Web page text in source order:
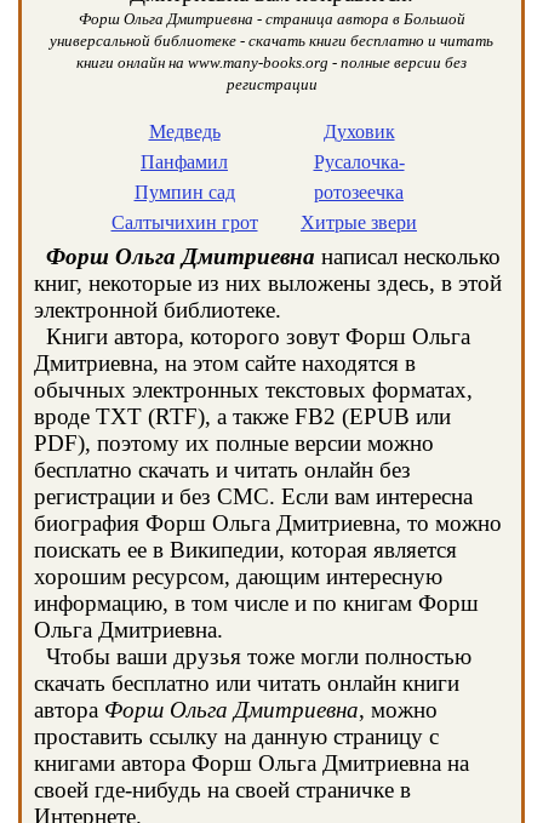
Форш Ольга Дмитриевна - страница автора в Большой
универсальной библиотеке - скачать книги бесплатно и читать
книги онлайн на www.many-books.org - полные версии без
регистрации
Медведь
Панфамил
Пумпин сад
Салтычихин грот
Духовик
Русалочка-
ротозеечка
Хитрые звери
Форш Ольга Дмитриевна написал несколько
книг, некоторые из них выложены здесь, в этой
электронной библиотеке.
Книги автора, которого зовут Форш Ольга
Дмитриевна, на этом сайте находятся в
обычных электронных текстовых форматах,
вроде TXT (RTF), а также FB2 (EPUB или
PDF), поэтому их полные версии можно
бесплатно скачать и читать онлайн без
регистрации и без СМС. Если вам интересна
биография Форш Ольга Дмитриевна, то можно
поискать ее в Википедии, которая является
хорошим ресурсом, дающим интересную
информацию, в том числе и по книгам Форш
Ольга Дмитриевна.
Чтобы ваши друзья тоже могли полностью
скачать бесплатно или читать онлайн книги
автора Форш Ольга Дмитриевна, можно
проставить ссылку на данную страницу с
книгами автора Форш Ольга Дмитриевна на
своей где-нибудь на своей страничке в
Интернете.